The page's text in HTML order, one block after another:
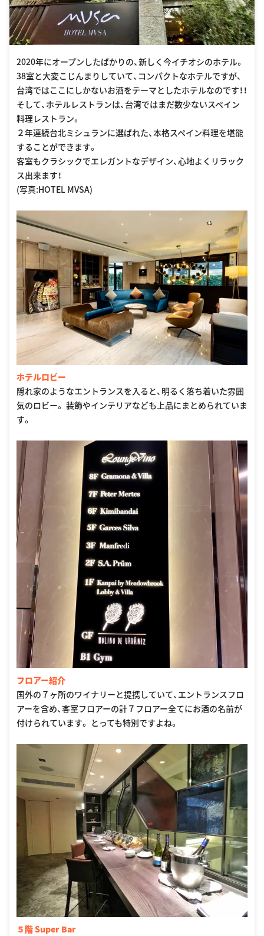
2020年にオープンしたばかりの、新しく今イチオシのホテル。
38室と大変こじんまりしていて、コンパクトなホテルですが、
台湾ではここにしかないお酒をテーマとしたホテルなのです！！
そして、ホテルレストランは、台湾ではまだ数少ないスペイン
料理レストラン。
２年連続台北ミシュランに選ばれた、本格スペイン料理を堪能
することができます。
客室もクラシックでエレガントなデザイン、心地よくリラック
ス出来ます！
(写真:HOTEL MVSA)
ホテルロビー
隠れ家のようなエントランスを入ると、明るく落ち着いた雰囲
気のロビー。 装飾やインテリアなども上品にまとめられていま
す。
フロアー紹介
国外の７ヶ所のワイナリーと提携していて、エントランスフロ
アーを含め、客室フロアーの計７フロアー全てにお酒の名前が
付けられています。 とっても特別ですよね。
５階 Super Bar